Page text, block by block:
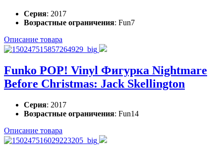
Серия: 2017
Возрастные ограничения: Fun7
Описание товара
Funko POP! Vinyl Фигурка Nightmare
Before Christmas: Jack Skellington
Серия: 2017
Возрастные ограничения: Fun14
Описание товара